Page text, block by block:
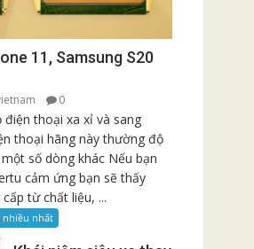
11, Samsung S20
0
điện thoại xa xỉ và sang
thoại hãng này thường độ
số dòng khác Nếu bạn
cảm ứng bạn sẽ thấy
từ chất liệu, ...
nhất